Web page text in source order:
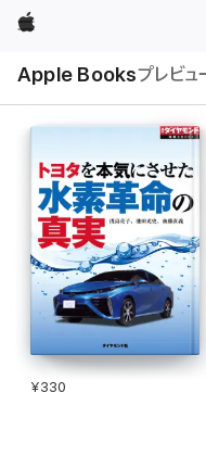
Apple
Apple Booksプレビュ
ル
¥330